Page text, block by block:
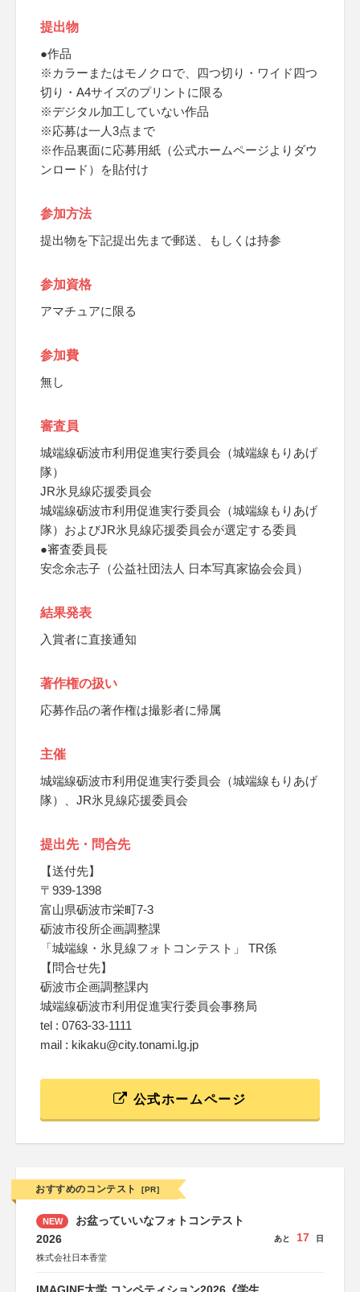
提出物
●作品
※カラーまたはモノクロで、四つ切り・ワイド四つ
切り・A4サイズのプリントに限る
※デジタル加工していない作品
※応募は一人3点まで
※作品裏面に応募用紙（公式ホームページよりダウ
ンロード）を貼付け
参加方法
提出物を下記提出先まで郵送、もしくは持参
参加資格
アマチュアに限る
参加費
無し
審査員
城端線砺波市利用促進実行委員会（城端線もりあげ
隊）
JR氷見線応援委員会
城端線砺波市利用促進実行委員会（城端線もりあげ
隊）およびJR氷見線応援委員会が選定する委員
●審査委員長
安念余志子（公益社団法人 日本写真家協会会員）
結果発表
入賞者に直接通知
著作権の扱い
応募作品の著作権は撮影者に帰属
主催
城端線砺波市利用促進実行委員会（城端線もりあげ
隊）、JR氷見線応援委員会
提出先・問合先
【送付先】
〒939-1398
富山県砺波市栄町7-3
砺波市役所企画調整課
「城端線・氷見線フォトコンテスト」 TR係
【問合せ先】
砺波市企画調整課内
城端線砺波市利用促進実行委員会事務局
tel : 0763-33-1111
mail : kikaku@city.tonami.lg.jp
公式ホームページ
おすすめのコンテスト [PR]
NEW
お盆っていいなフォトコンテスト
2026
株式会社日本香堂
あと 17 日